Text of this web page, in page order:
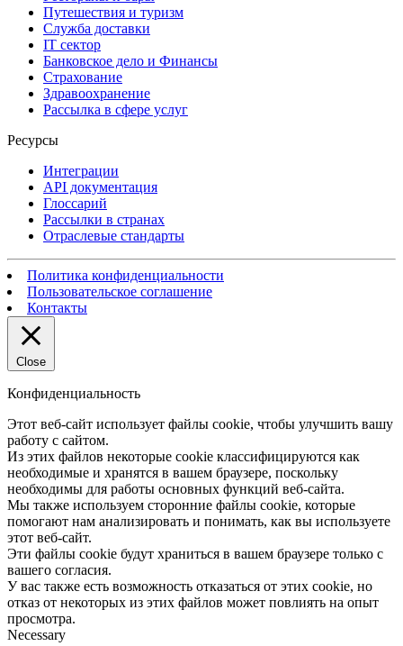
Путешествия и туризм
Служба доставки
IT сектор
Банковское дело и Финансы
Страхование
Здравоохранение
Рассылка в сфере услуг
Ресурсы
Интеграции
API документация
Глоссарий
Рассылки в странах
Отраслевые стандарты
Политика конфиденциальности
Пользовательское соглашение
Контакты
Close
Конфиденциальность
Этот веб-сайт использует файлы cookie, чтобы улучшить вашу
работу с сайтом.
Из этих файлов некоторые cookie классифицируются как
необходимые и хранятся в вашем браузере, поскольку
необходимы для работы основных функций веб-сайта.
Мы также используем сторонние файлы cookie, которые
помогают нам анализировать и понимать, как вы используете
этот веб-сайт.
Эти файлы cookie будут храниться в вашем браузере только с
вашего согласия.
У вас также есть возможность отказаться от этих cookie, но
отказ от некоторых из этих файлов может повлиять на опыт
просмотра.
Necessary